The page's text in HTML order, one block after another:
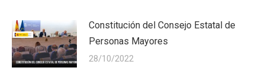
Constitución del Consejo Estatal de
Personas Mayores
28/10/2022